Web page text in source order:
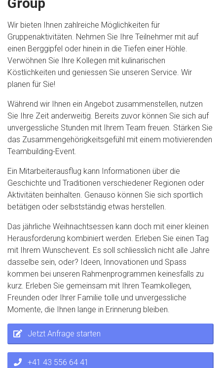
Wir bieten Ihnen zahlreiche Möglichkeiten für
Gruppenaktivitäten. Nehmen Sie Ihre Teilnehmer mit auf
einen Berggipfel oder hinein in die Tiefen einer Höhle.
Verwöhnen Sie Ihre Kollegen mit kulinarischen
Köstlichkeiten und geniessen Sie unseren Service. Wir
planen für Sie!
Während wir Ihnen ein Angebot zusammenstellen, nutzen
Sie Ihre Zeit anderweitig. Bereits zuvor können Sie sich auf
unvergessliche Stunden mit Ihrem Team freuen. Stärken Sie
das Zusammengehörigkeitsgefühl mit einem motivierenden
Teambuilding-Event.
Ein Mitarbeiterausflug kann Informationen über die
Geschichte und Traditionen verschiedener Regionen oder
Aktivitäten beinhalten. Genauso können Sie sich sportlich
betätigen oder selbstständig etwas herstellen.
Das jährliche Weihnachtsessen kann doch mit einer kleinen
Herausforderung kombiniert werden. Erleben Sie einen Tag
mit Ihrem Wunschevent. Es soll schliesslich nicht alle Jahre
dasselbe sein, oder? Ideen, Innovationen und Spass
kommen bei unseren Rahmenprogrammen keinesfalls zu
kurz. Erleben Sie gemeinsam mit Ihren Teamkollegen,
Freunden oder Ihrer Familie tolle und unvergessliche
Momente, die Ihnen lange in Erinnerung bleiben.
Jetzt Anfrage starten
+41 43 556 64 41